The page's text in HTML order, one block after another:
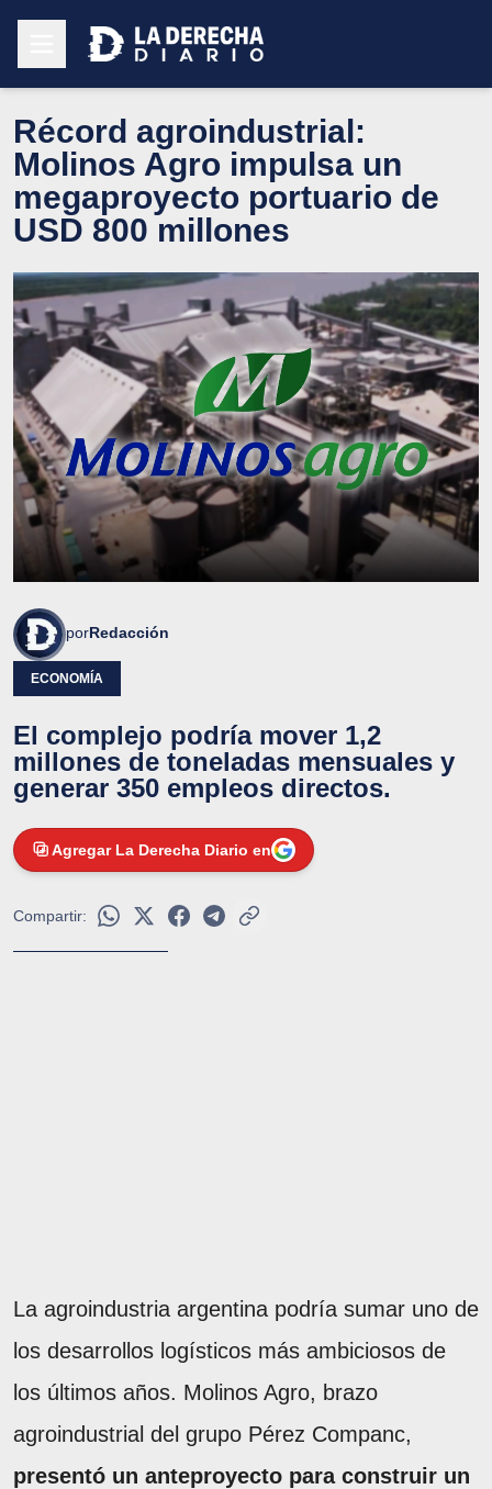
Récord agroindustrial:
Molinos Agro impulsa un
megaproyecto portuario de
USD 800 millones
porRedacción
ECONOMÍA
El complejo podría mover 1,2
millones de toneladas mensuales y
generar 350 empleos directos.
Agregar La Derecha Diario en
Compartir:
La agroindustria argentina podría sumar uno de
los desarrollos logísticos más ambiciosos de
los últimos años. Molinos Agro, brazo
agroindustrial del grupo Pérez Companc,
presentó un anteproyecto para construir un